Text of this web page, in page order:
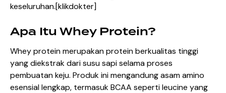
keseluruhan.[klikdokter]​
Apa Itu Whey Protein?
Whey protein merupakan protein berkualitas tinggi
yang diekstrak dari susu sapi selama proses
pembuatan keju. Produk ini mengandung asam amino
esensial lengkap, termasuk BCAA seperti leucine yang